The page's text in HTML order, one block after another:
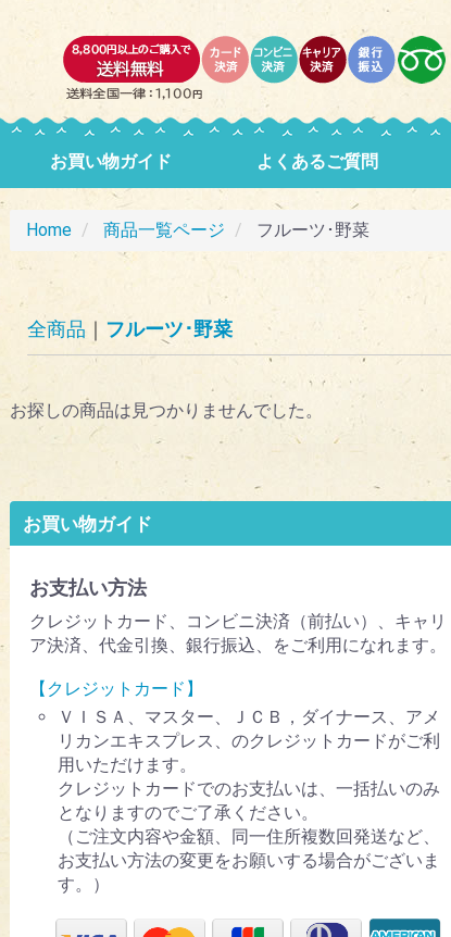
お買い物ガイド よくあるご質問
Home 商品一覧ページ フルーツ･野菜
全商品 フルーツ･野菜
お探しの商品は見つかりませんでした。
お買い物ガイド
お支払い方法
クレジットカード、コンビニ決済（前払い）、キャリ
ア決済、代金引換、銀行振込、をご利用になれます。
【クレジットカード】
ＶＩＳＡ、マスター、ＪＣＢ，ダイナース、アメ
リカンエキスプレス、のクレジットカードがご利
用いただけます。
クレジットカードでのお支払いは、一括払いのみ
となりますのでご了承ください。
（ご注文内容や金額、同一住所複数回発送など、
お支払い方法の変更をお願いする場合がございま
す。）